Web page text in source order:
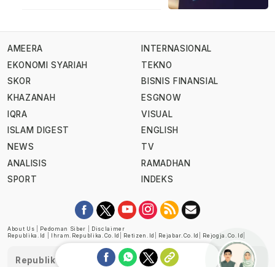
AMEERA
EKONOMI SYARIAH
SKOR
KHAZANAH
IQRA
ISLAM DIGEST
NEWS
ANALISIS
SPORT
INTERNASIONAL
TEKNO
BISNIS FINANSIAL
ESGNOW
VISUAL
ENGLISH
TV
RAMADHAN
INDEKS
About Us Pedoman Siber
Disclaimer
Republika.id
Ihram.republika.co.id Retizen.id Rejabar.co.id Rejogja.co.id
Republika telah diverifikasi oleh Dewan Pers